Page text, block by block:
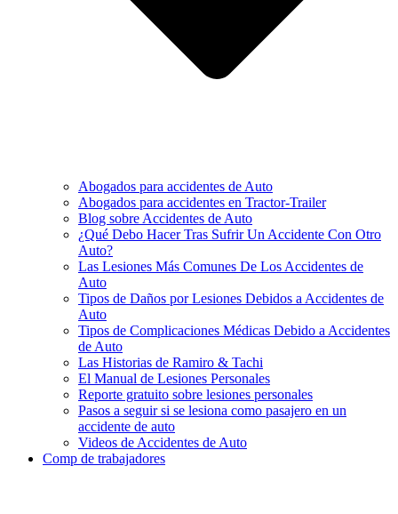
Abogados para accidentes de Auto
Abogados para accidentes en Tractor-Trailer
Blog sobre Accidentes de Auto
¿Qué Debo Hacer Tras Sufrir Un Accidente Con Otro
Auto?
Las Lesiones Más Comunes De Los Accidentes de
Auto
Tipos de Daños por Lesiones Debidos a Accidentes de
Auto
Tipos de Complicaciones Médicas Debido a Accidentes
de Auto
Las Historias de Ramiro & Tachi
El Manual de Lesiones Personales
Reporte gratuito sobre lesiones personales
Pasos a seguir si se lesiona como pasajero en un
accidente de auto
Videos de Accidentes de Auto
Comp de trabajadores